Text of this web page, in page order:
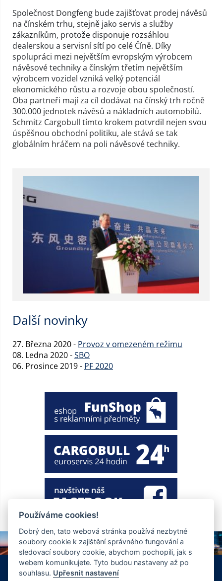
Společnost Dongfeng bude zajišťovat prodej návěsů
na čínském trhu, stejně jako servis a služby
zákazníkům, protože disponuje rozsáhlou
dealerskou a servisní sítí po celé Číně. Díky
spolupráci mezi největším evropským výrobcem
návěsové techniky a čínským třetím největším
výrobcem vozidel vzniká velký potenciál
ekonomického růstu a rozvoje obou společností.
Oba partneři mají za cíl dodávat na čínský trh ročně
300.000 jednotek návěsů a nákladních automobilů.
Schmitz Cargobull tímto krokem potvrdil nejen svou
úspěšnou obchodní politiku, ale stává se tak
globálním hráčem na poli návěsové techniky.
Další novinky
27. Března 2020 - Provoz v omezeném režimu
08. Ledna 2020 -SBO
06. Prosince 2019 - PF 2020
+420 326 901 186
info@ewt.cz
Používáme cookies!
Dobrý den, tato webová stránka používá nezbytné
soubory cookie k zajištění správného fungování a
sledovací soubory cookie, abychom pochopili, jak s
webem komunikujete. Tyto budou nastaveny až po
souhlasu. Upřesnit nastavení